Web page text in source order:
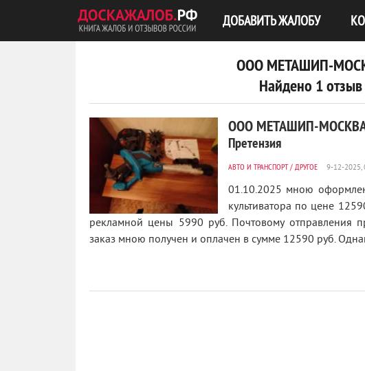
ДОБАВИТЬ ЖАЛОБУ
ООО МЕТАШИП-
Найдено 1
1
ООО МЕТАШИП-
Претензия
АВТО И ТРАНСПОРТ/ ДРУГОЕ
01.10.2025 мною оформлен
культиватора по цене
рекламной цены 5990 руб. Почтовому отправления
заказ мною получен и оплачен в сумме 12590 руб.